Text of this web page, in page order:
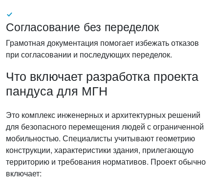
Согласование без переделок
Грамотная документация помогает избежать отказов
при согласовании и последующих переделок.
Что включает разработка проекта
пандуса для МГН
Это комплекс инженерных и архитектурных решений
для безопасного перемещения людей с ограниченной
мобильностью. Специалисты учитывают геометрию
конструкции, характеристики здания, прилегающую
территорию и требования нормативов. Проект обычно
включает: